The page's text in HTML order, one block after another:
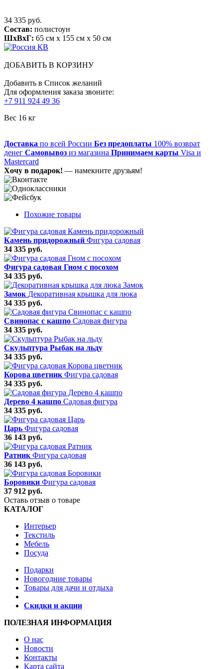
34 335 руб.
Состав: полистоун
ШхВхГ: 65 см x 155 см x 50 см
ДОБАВИТЬ В КОРЗИНУ
Добавить в Список желаний
Для оформления заказа звоните:
+7 911 924 49 36
Вес 16 кг
Доставка по всей России Без предоплаты 100% возврат
денег Самовывоз из магазина Принимаем карты Visa и
Mastercard
Хочу в подарок! — намекните друзьям!
Похожие товары
Камень придорожный Фигура садовая
34 335 руб.
Фигура садовая Гном с посохом
34 335 руб.
Замок Декоративная крышка для люка
34 335 руб.
Свинопас с кашпо Садовая фигура
34 335 руб.
Скульптура Рыбак на льду
34 335 руб.
Корова цветник Фигура садовая
34 335 руб.
Дерево 4 кашпо Садовая фигура
34 335 руб.
Царь Фигура садовая
36 143 руб.
Ратник Фигура садовая
36 143 руб.
Боровики Фигура садовая
37 912 руб.
Оставь отзыв о товаре
КАТАЛОГ
Интерьер
Текстиль
Мебель
Посуда
Подарки
Новогодние товары
Товары для дачи и отдыха
Скидки и акции
ПОЛЕЗНАЯ ИНФОРМАЦИЯ
О нас
Новости
Контакты
Карта сайта